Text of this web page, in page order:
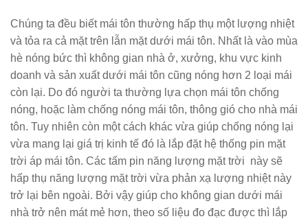
Chúng ta đều biết mái tôn thường hấp thụ một lượng nhiệt
và tỏa ra cả mặt trên lẫn mặt dưới mái tôn. Nhất là vào mùa
hè nóng bức thì không gian nhà ở, xưởng, khu vực kinh
doanh và sản xuất dưới mái tôn cũng nóng hơn 2 loại mái
còn lại. Do đó người ta thường lựa chọn mái tôn chống
nóng, hoặc làm chống nóng mái tôn, thông gió cho nhà mái
tôn. Tuy nhiên còn một cách khác vừa giúp chống nóng lại
vừa mang lại giá trị kinh tế đó là lắp đặt hệ thống pin mặt
trời áp mái tôn. Các tấm pin năng lượng mặt trời này sẽ
hấp thụ năng lượng mặt trời vừa phản xạ lượng nhiệt này
trở lại bên ngoài. Bởi vậy giúp cho không gian dưới mái
nhà trở nên mát mẻ hơn, theo số liệu đo đạc được thì lắp